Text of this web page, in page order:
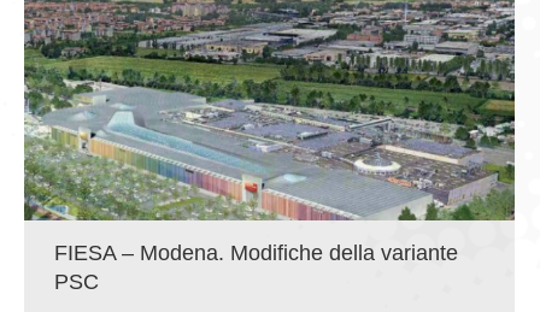
COMUNICATI E NEWS
CONTATTI
FIESA – Modena. Modifiche della variante
PSC